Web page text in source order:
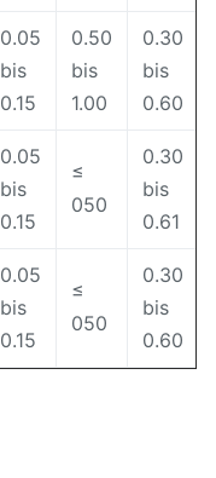
0.05
bis
0.15
0.50
bis
1.00
0.30
bis
0.60
0.05
bis
0.15
≤
050
0.30
bis
0.61
0.05
bis
0.15
≤
050
0.30
bis
0.60